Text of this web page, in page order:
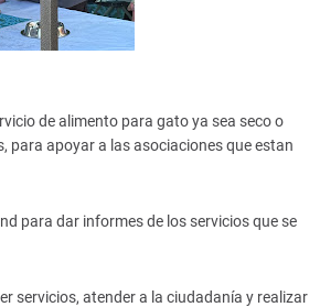
de alimento para gato ya sea seco o
para apoyar a las asociaciones que estan
para dar informes de los servicios que se
servicios, atender a la ciudadanía y realizar